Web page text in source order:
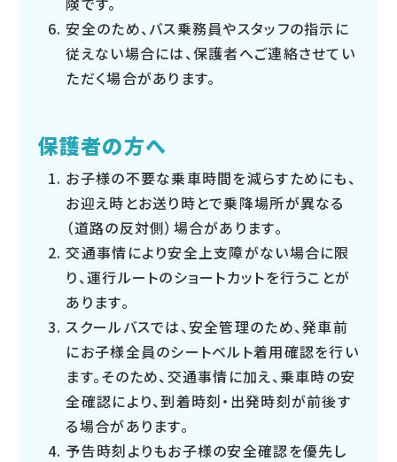
安全のため、バス乗務員やスタッフの指示に
従えない場合には、保護者へご連絡させてい
ただく場合があります。
保護者の方へ
お子様の不要な乗車時間を減らすためにも、
お迎え時とお送り時とで乗降場所が異なる
（道路の反対側）場合があります。
交通事情により安全上支障がない場合に限
り、運行ルートのショートカットを行うことが
あります。
スクールバスでは、安全管理のため、発車前
にお子様全員のシートベルト着用確認を行い
ます。そのため、交通事情に加え、乗車時の安
全確認により、到着時刻・出発時刻が前後す
る場合があります。
予告時刻よりもお子様の安全確認を優先し